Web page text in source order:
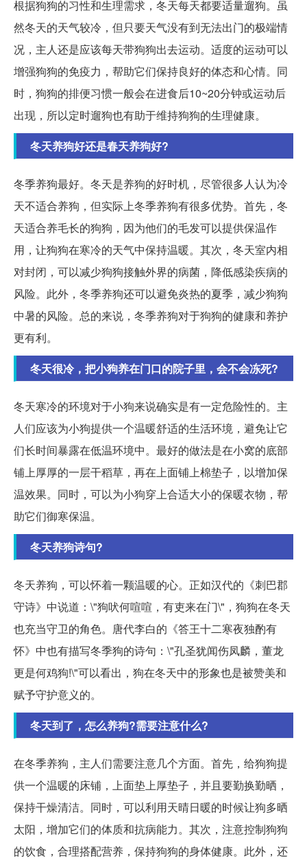
根据狗狗的习性和生理需求，冬天每天都要适量遛狗。虽
然冬天的天气较冷，但只要天气没有到无法出门的极端情
况，主人还是应该每天带狗狗出去运动。适度的运动可以
增强狗狗的免疫力，帮助它们保持良好的体态和心情。同
时，狗狗的排便习惯一般会在进食后10~20分钟或运动后
出现，所以定时遛狗也有助于维持狗狗的生理健康。
冬天养狗好还是春天养狗好?
冬季养狗最好。冬天是养狗的好时机，尽管很多人认为冷
天不适合养狗，但实际上冬季养狗有很多优势。首先，冬
天适合养毛长的狗狗，因为他们的毛发可以提供保温作
用，让狗狗在寒冷的天气中保持温暖。其次，冬天室内相
对封闭，可以减少狗狗接触外界的病菌，降低感染疾病的
风险。此外，冬季养狗还可以避免炎热的夏季，减少狗狗
中暑的风险。总的来说，冬季养狗对于狗狗的健康和养护
更有利。
冬天很冷，把小狗养在门口的院子里，会不会冻死?
冬天寒冷的环境对于小狗来说确实是有一定危险性的。主
人们应该为小狗提供一个温暖舒适的生活环境，避免让它
们长时间暴露在低温环境中。最好的做法是在小窝的底部
铺上厚厚的一层干稻草，再在上面铺上棉垫子，以增加保
温效果。同时，可以为小狗穿上合适大小的保暖衣物，帮
助它们御寒保温。
冬天养狗诗句?
冬天养狗，可以怀着一颗温暖的心。正如汉代的《刺巴郡
守诗》中说道：\"狗吠何喧喧，有吏来在门\"，狗狗在冬天
也充当守卫的角色。唐代李白的《答王十二寒夜独酌有
怀》中也有描写冬季狗的诗句：\"孔圣犹闻伤凤麟，董龙
更是何鸡狗!\"可以看出，狗在冬天中的形象也是被赞美和
赋予守护意义的。
冬天到了，怎么养狗?需要注意什么?
在冬季养狗，主人们需要注意几个方面。首先，给狗狗提
供一个温暖的床铺，上面垫上厚垫子，并且要勤换勤晒，
保持干燥清洁。同时，可以利用天晴日暖的时候让狗多晒
太阳，增加它们的体质和抗病能力。其次，注意控制狗狗
的饮食，合理搭配营养，保持狗狗的身体健康。此外，还